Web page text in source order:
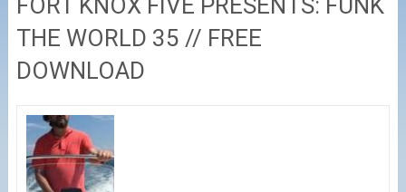
FORT KNOX FIVE PRESENTS: FUNK
THE WORLD 35 // FREE
DOWNLOAD